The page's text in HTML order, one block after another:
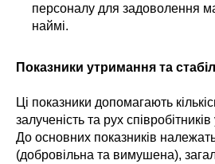
персоналу для задоволення
наймі.
Показники утримання та
Ці показники допомагають
залученість та рух співробітників
До основних показників
(добровільна та вимушена),